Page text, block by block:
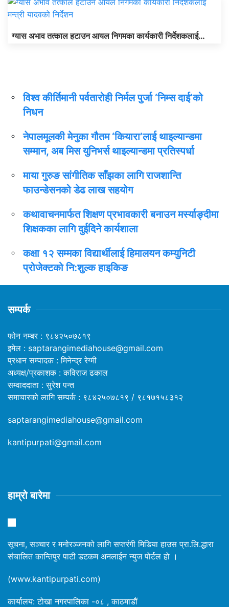
ग्यास अभाव तत्काल हटाउन आयल निगमका कार्यकारी निर्देशकलाई…
विश्व कीर्तिमानी पर्वतारोही निर्मल पुर्जा ‘निम्स दाई’को
निधन
नेपालमूलकी मेनुका गौतम ‘कियारा’लाई थाइल्यान्डमा
सम्मान, अब मिस युनिभर्स थाइल्यान्डमा प्रतिस्पर्धा
माया गुरुङ सांगीतिक साँझका लागि राजशान्ति
फाउन्डेसनको डेढ लाख सहयोग
कथावाचनमार्फत शिक्षण प्रभावकारी बनाउन मर्स्याङ्दीमा
शिक्षकका लागि दुईदिने कार्यशाला
कक्षा १२ सम्मका विद्यार्थीलाई हिमालयन कम्युनिटी
प्रोजेक्टको नि:शुल्क हाइकिङ
सम्पर्क
फोन नम्बर : ९८४२५०७८१९
इमेल : saptarangimediahouse@gmail.com
प्रधान सम्पादक : मिनेन्द्र रेग्मी
अध्यक्ष/प्रकाशक : कविराज ढकाल
सम्वाददाता : सुरेश पन्त
समाचारको लागि सम्पर्क : ९८४२५०७८१९ / ९८१७१५८३१२
saptarangimediahouse@gmail.com
kantipurpati@gmail.com
हाम्रो बारेमा
सूचना, सञ्चार र मनोरञ्जनको लागि सप्तरंगी मिडिया हाउस प्रा.लि.द्धारा
संचालित कान्तिपुर पाटी डटकम अनलाईन न्युज पोर्टल हो ।
(www.kantipurpati.com)
कार्यालय: टोखा नगरपालिका -०८ , काठमाडौं